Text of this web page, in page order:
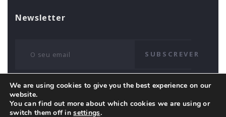
Newsletter
SUBSCREVER
© 2018 Global Gofar Business S.L. | Website by
We are using cookies to give you the best experience on our
website.
You can find out more about which cookies we are using or
switch them off insettings.